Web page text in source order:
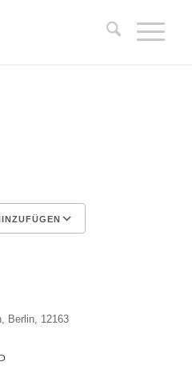
Berlin, 12163